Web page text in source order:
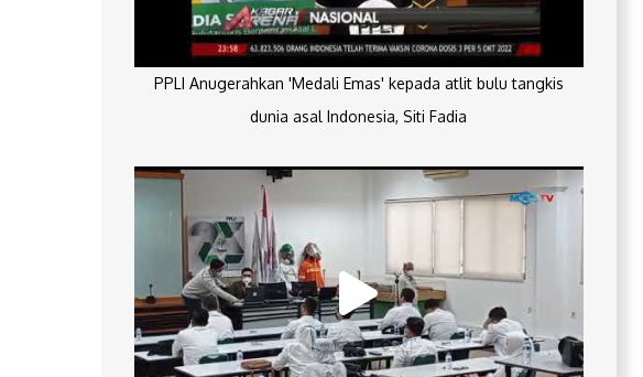
PPLI Anugerahkan 'Medali Emas' kepada atlit bulu tangkis
dunia asal Indonesia, Siti Fadia